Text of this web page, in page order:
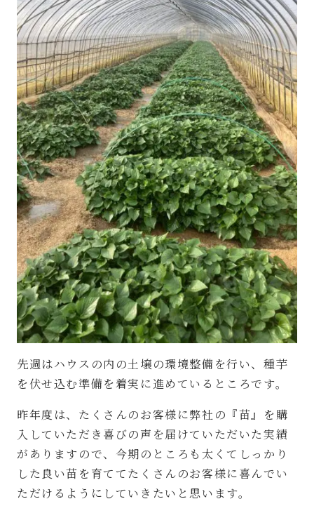
先週はハウスの内の土壌の環境整備を行い、種芋
を伏せ込む準備を着実に進めているところです。
昨年度は、たくさんのお客様に弊社の『苗』を購
入していただき喜びの声を届けていただいた実績
がありますので、今期のところも太くてしっかり
した良い苗を育ててたくさんのお客様に喜んでい
ただけるようにしていきたいと思います。